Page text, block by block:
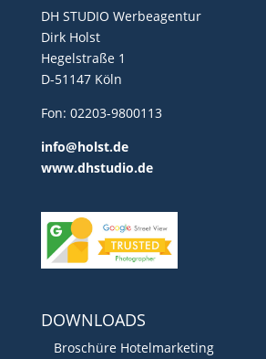
DH STUDIO Werbeagentur
Dirk Holst
Hegelstraße 1
D-51147 Köln
Fon: 02203-9800113
info@holst.de
www.dhstudio.de
DOWNLOADS
Broschüre Hotelmarketing